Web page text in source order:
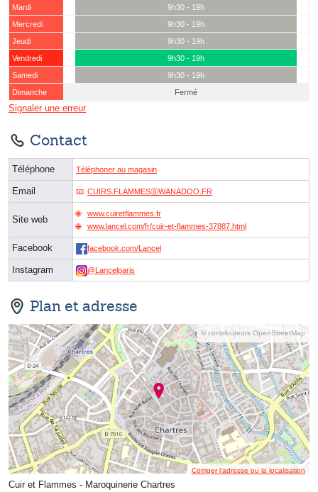
Mardi
9h30 - 19h
Mercredi
9h30 - 19h
Jeudi
9h30 - 19h
Vendredi
9h30 - 19h
Samedi
9h30 - 19h
Dimanche
Fermé
Signaler une erreur
Contact
Téléphone Téléphoner au magasin
Email CUIRS.FLAMMESⓐWANADOO.FR
Site web
www.cuiretflammes.fr
www.lancel.com/fr/cuir-et-flammes-37887.html
Facebook facebook.com/Lancel
Instagram @Lancelparis
Plan et adresse
© contributeurs OpenStreetMap
Corriger l’adresse ou la localisation
Cuir et Flammes - Maroquinerie Chartres